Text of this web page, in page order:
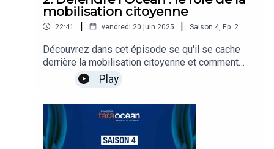
mobilisation citoyenne
22:41 | vendredi 20 juin 2025 | Saison 4, Ep. 2
Découvrez dans cet épisode se qu'il se cache
derrière la mobilisation citoyenne et comment
passer de l'échelle individuelle à collective pour
protéger l'Océan.Regards croisés entre Anne-
sophie Roux, activiste pour l’Océan et conseillère
en politique maritime et Lucie Fortun, doctorante
en socio-anthropologie au CNRS.
Play